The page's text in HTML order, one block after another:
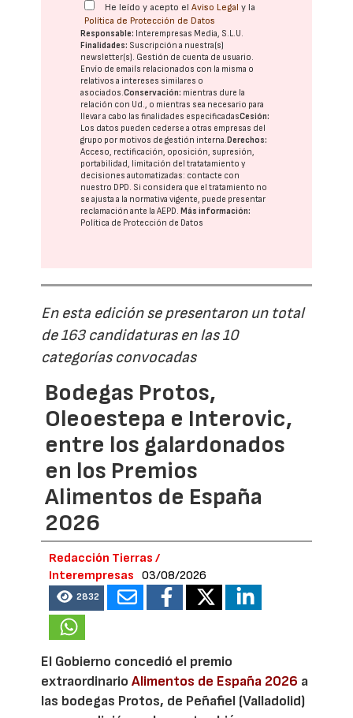
He leído y acepto elAviso Legal y la
Política de Protección de Datos
Responsable: Interempresas Media, S.L.U.
Finalidades: Suscripción a nuestra(s)
newsletter(s). Gestión de cuenta de usuario.
Envío de emails relacionados con la misma o
relativos a intereses similares o
asociados.Conservación: mientras dure la
relación con Ud., o mientras sea necesario para
llevar a cabo las finalidades especificadasCesión:
Los datos pueden cederse a otras empresas del
grupo por motivos de gestión interna.Derechos:
Acceso, rectificación, oposición, supresión,
portabilidad, limitación del tratatamiento y
decisiones automatizadas: contacte con
nuestro DPD. Si considera que el tratamiento no
se ajusta a la normativa vigente, puede presentar
reclamación ante laAEPD.Más información:
Política de Protección de Datos
En esta edición se presentaron un total
de 163 candidaturas en las 10
categorías convocadas
Bodegas Protos,
Oleoestepa e Interovic,
entre los galardonados
en los Premios
Alimentos de España
2026
Redacción Tierras /
Interempresas
03/08/2026
2832
El Gobierno concedió el premio
extraordinarioAlimentos de España 2026 a
las bodegas Protos, de Peñafiel (Valladolid)